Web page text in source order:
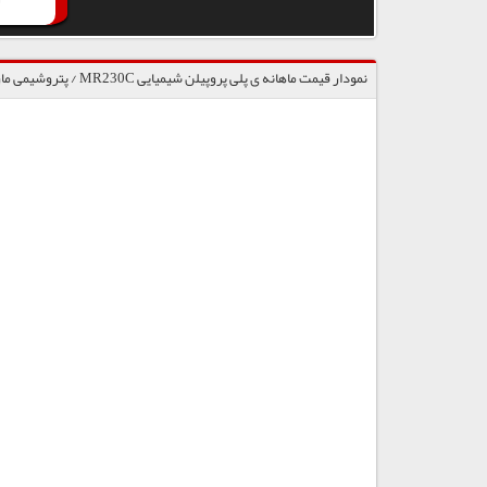
نمودار قیمت ماهانه ی پلی پروپیلن شیمیایی MR230C / پتروشیمی مارون